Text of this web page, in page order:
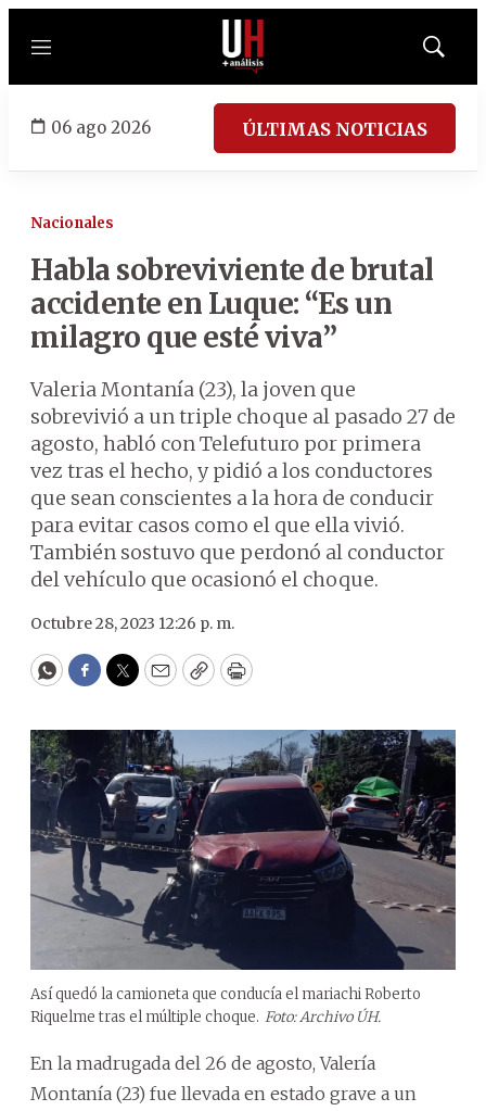
Menú
Mostrar
06 ago 2026 ÚLTIMAS NOTICIAS
Nacionales
Habla sobreviviente de brutal
accidente en Luque: “Es un
milagro que esté viva”
Valeria Montanía (23), la joven que
sobrevivió a un triple choque al pasado 27 de
agosto, habló con Telefuturo por primera
vez tras el hecho, y pidió a los conductores
que sean conscientes a la hora de conducir
para evitar casos como el que ella vivió.
También sostuvo que perdonó al conductor
del vehículo que ocasionó el choque.
Octubre 28, 2023 12:26 p. m.
WhatsApp
Facebook
Twitter
EmailCopyPrint
Así quedó la camioneta que conducía el mariachi Roberto
Riquelme tras el múltiple choque. Foto: Archivo ÚH.
En la madrugada del 26 de agosto, Valería
Montanía (23) fue llevada en estado grave a un